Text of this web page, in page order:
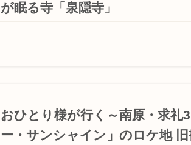
が眠る寺「泉隠寺」
おひとり様が行く～南原・求礼
ー・サンシャイン」のロケ地